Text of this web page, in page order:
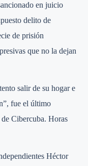
en juicio
delito de
de prisión
que no la dejan
salir de su hogar e
fue el último
Cibercuba. Horas
Héctor